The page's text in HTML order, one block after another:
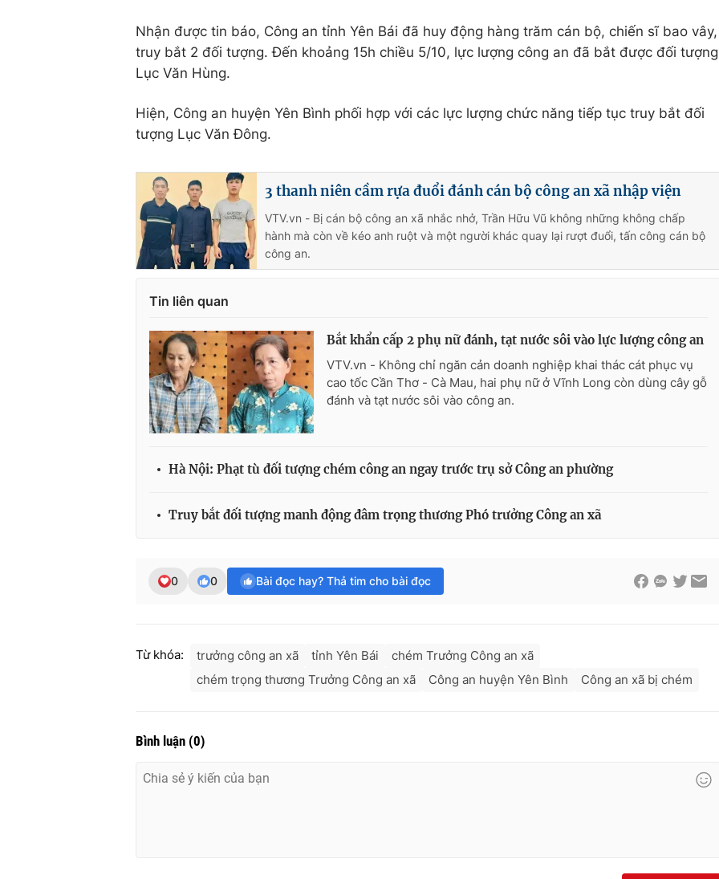
Nhận được tin báo, Công an tỉnh Yên Bái đã huy động hàng trăm cán bộ, chiến sĩ bao vây,
truy bắt 2 đối tượng. Đến khoảng 15h chiều 5/10, lực lượng công an đã bắt được đối tượng
Lục Văn Hùng.
Hiện, Công an huyện Yên Bình phối hợp với các lực lượng chức năng tiếp tục truy bắt đối
tượng Lục Văn Đông.
3 thanh niên cầm rựa đuổi đánh cán bộ công an xã nhập viện
VTV.vn - Bị cán bộ công an xã nhắc nhở, Trần Hữu Vũ không những không chấp
hành mà còn về kéo anh ruột và một người khác quay lại rượt đuổi, tấn công cán bộ
công an.
Tin liên quan
Bắt khẩn cấp 2 phụ nữ đánh, tạt nước sôi vào lực lượng công an
VTV.vn - Không chỉ ngăn cản doanh nghiệp khai thác cát phục vụ
cao tốc Cần Thơ - Cà Mau, hai phụ nữ ở Vĩnh Long còn dùng cây gỗ
đánh và tạt nước sôi vào công an.
Hà Nội: Phạt tù đối tượng chém công an ngay trước trụ sở Công an phường
Truy bắt đối tượng manh động đâm trọng thương Phó trưởng Công an xã
0 0 Bài đọc hay? Thả tim cho bài đọc
Từ khóa: trưởng công an xã tỉnh Yên Bái
chém Trưởng Công an xã
chém trọng thương Trưởng Công an xã
Công an huyện Yên Bình Công an xã bị chém
Bình luận (0)